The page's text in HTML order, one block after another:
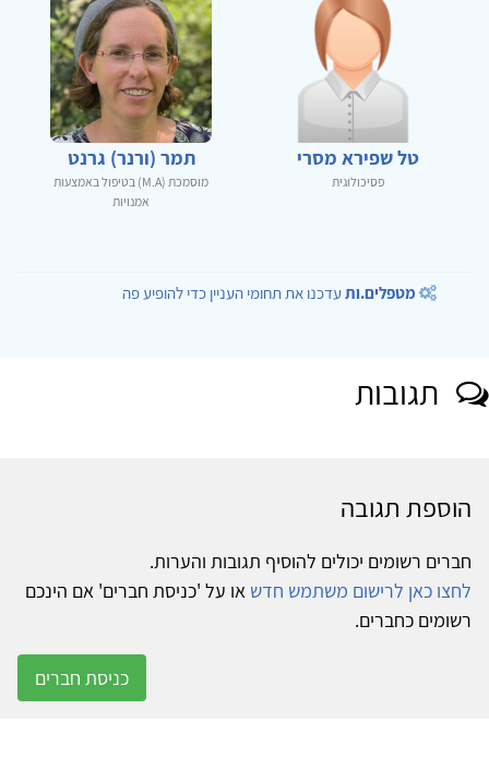
טל שפירא מסרי
פסיכולוגית
תמר (ורנר) גרנט
מוסמכת (M.A) בטיפול באמצעות
אמנויות
מטפלים.ותעדכנו את תחומי העניין כדי להופיע פה
תגובות
הוספת תגובה
חברים רשומים יכולים להוסיף תגובות והערות.
לחצו כאן לרישום משתמש חדש או על 'כניסת חברים' אם הינכם
רשומים כחברים.
כניסת חברים